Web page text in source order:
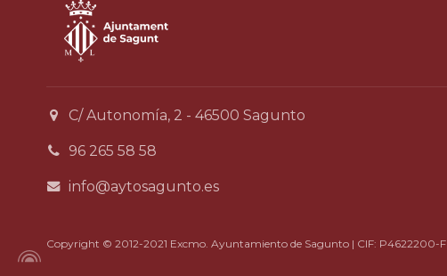
C/ Autonomía, 2 - 46500 Sagunto
96 265 58 58
info@aytosagunto.es
Copyright © 2012-2021 Excmo. Ayuntamiento de Sagunto | CIF: P4622200-F